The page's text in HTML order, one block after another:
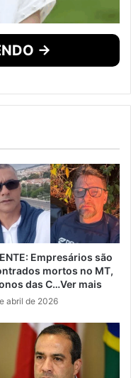
→
Empresários são
mortos no MT,
das C…Ver mais
abril de 2026